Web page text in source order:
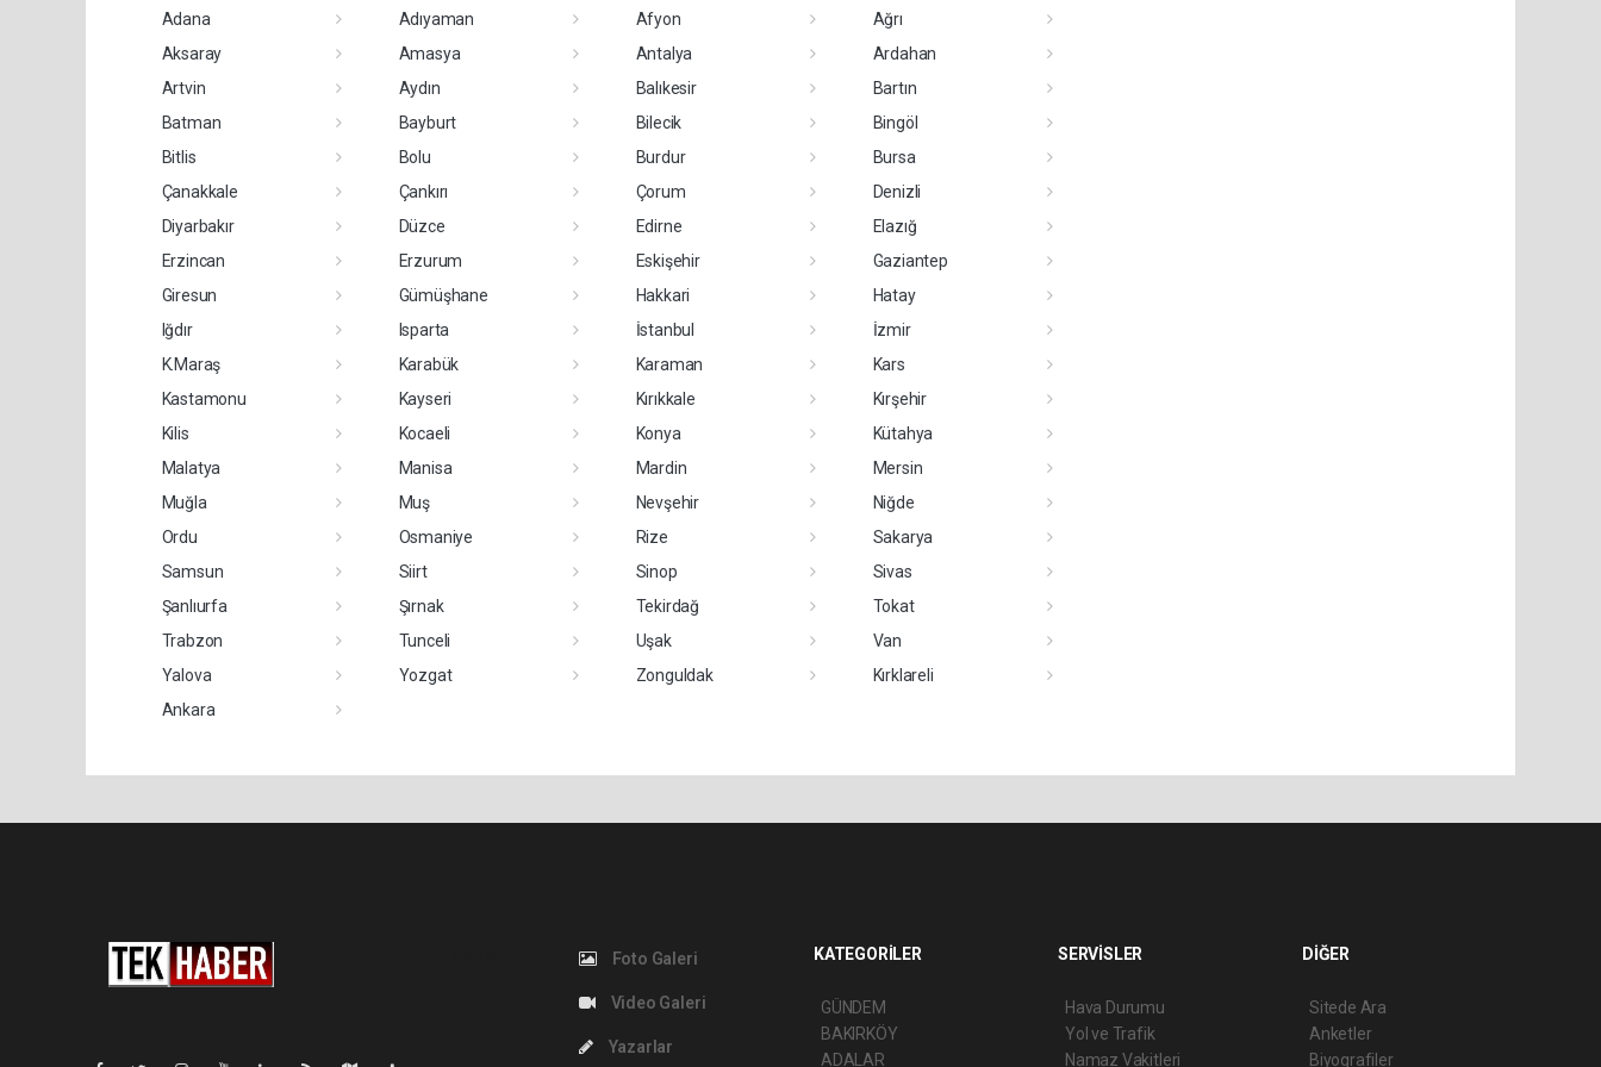
Adana Adıyaman Afyon
Ağrı
Aksaray
Amasya Antalya
Ardahan
Artvin
Aydın Balıkesir
Bartın
Batman
Bayburt Bilecik
Bingöl
Bitlis
Bolu Burdur
Bursa
Çanakkale
Çankırı Çorum
Denizli
Diyarbakır
Düzce Edirne
Elazığ
Erzincan
Erzurum Eskişehir
Gaziantep
Giresun
Gümüşhane Hakkari
Hatay
Iğdır
Isparta İstanbul
İzmir
K.Maraş
Karabük Karaman
Kars
Kastamonu
Kayseri Kırıkkale
Kırşehir
Kilis
Kocaeli Konya
Kütahya
Malatya
Manisa Mardin
Mersin
Muğla
Muş Nevşehir
Niğde
Ordu
Osmaniye Rize
Sakarya
Samsun
Siirt Sinop
Sivas
Şanlıurfa
Şırnak Tekirdağ
Tokat
Trabzon
Tunceli Uşak
Van
Yalova
Yozgat Zonguldak
Kırklareli
Ankara
Foto Galeri
Video Galeri
Yazarlar
KATEGORİLER
GÜNDEM
BAKIRKÖY
ADALAR
SERVİSLER
Hava Durumu
Yol ve Trafik
Namaz Vakitleri
DİĞER
Sitede Ara
Anketler
Biyografiler